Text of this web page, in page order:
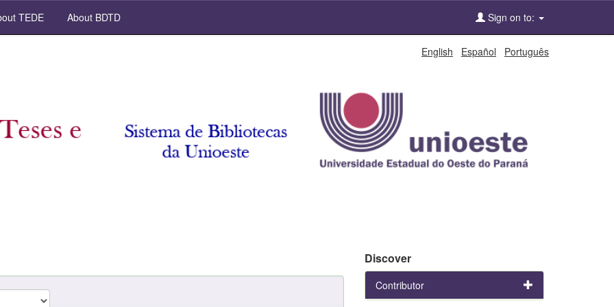
TEDE About BDTD Sign on to:
English Español Português
Discover
Contributor